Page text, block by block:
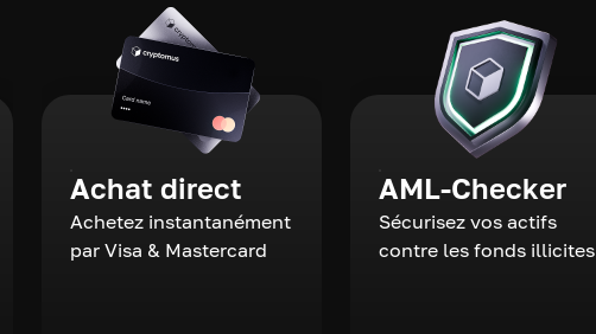
Achat direct
Achetez instantanément
par Visa & Mastercard
AML-Checker
Sécurisez vos actifs
contre les fonds illicites